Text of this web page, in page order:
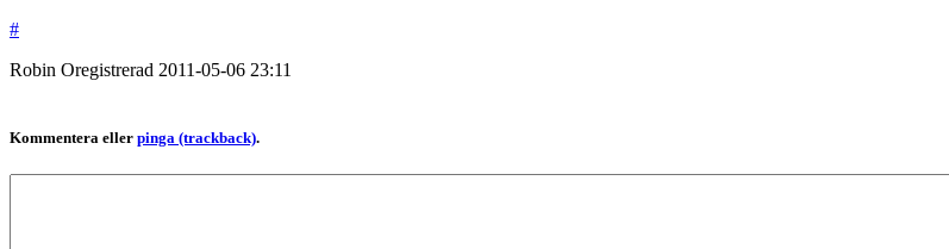
#
Robin Oregistrerad 2011-05-06 23:11
Kommentera eller pinga (trackback).